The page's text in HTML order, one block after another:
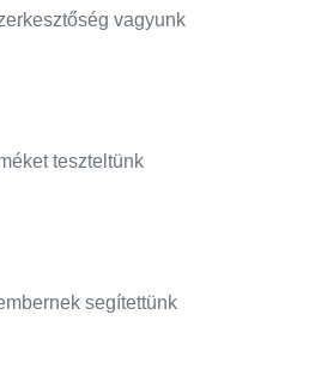
vagyunk
teszteltünk
segítettünk